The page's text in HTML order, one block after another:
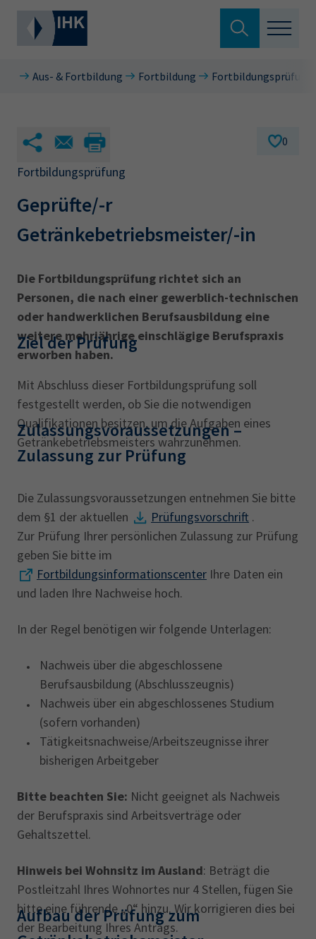
Aus- & Fortbildung
Berufszugang
Ratgeber
Service & Anträge
Über uns
Leichte Sprache
Karriere
Presse
IHK Akademie
Magazin Log-in
Suche verlassen
Hier können Sie auch aus den meistgesuchten
34a 34c Ausbildungsvertrag
Fachwirt
AdA
34d
Prüfungstermine
Wirtschaftsfachwirt
Negativerklärung
34i
Betriebswirt Prüfbericht
Aus- & Fortbildung Fortbildung
0
Fortbildungsprüfung
Geprüfte/-r
Getränkebetriebsmeister/-in
Die Fortbildungsprüfung richtet sich an
Personen, die nach einer gewerblich-technischen
oder handwerklichen Berufsausbildung eine
weitere mehrjährige einschlägige Berufspraxis
erworben haben.
Ziel der Prüfung
Mit Abschluss dieser Fortbildungsprüfung soll
festgestellt werden, ob Sie die notwendigen
Qualifikationen besitzen, um die Aufgaben eines
Getränkebetriebsmeisters wahrzunehmen.
Zulassungsvoraussetzungen ‎–
Zulassung zur Prüfung
Die Zulassungsvoraussetzungen entnehmen Sie bitte
dem §1 der aktuellen
Prüfungsvorschrift .
Zur Prüfung Ihrer persönlichen Zulassung zur Prüfung
geben Sie bitte im
Fortbildungsinformationscenter Ihre Daten ein
und laden Ihre Nachweise hoch.
In der Regel benötigen wir folgende Unterlagen:
Nachweis über die abgeschlossene
Berufsausbildung (Abschlusszeugnis)
Nachweis über ein abgeschlossenes Studium
(sofern vorhanden)
Tätigkeitsnachweise/Arbeitszeugnisse ihrer
bisherigen Arbeitgeber
Bitte beachten Sie: Nicht geeignet als Nachweis
der Berufspraxis sind Arbeitsverträge oder
Gehaltszettel.
Hinweis bei Wohnsitz im Ausland: Beträgt die
Postleitzahl Ihres Wohnortes nur 4 Stellen, fügen Sie
bitte eine führende „0“ hinzu. Wir korrigieren dies bei
der Bearbeitung Ihres Antrags.
Aufbau der Prüfung zum